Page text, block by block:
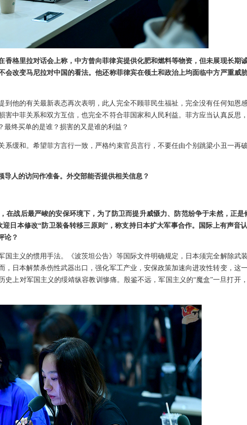
香格里拉对话会上称，中方曾向菲律宾提供化肥和燃料等物资，但未展现长期
改变马尼拉对中国的看法。他还称菲律宾在领土和政治上均面临中方严重威
他的有关最新表态再次表明，此人完全不顾菲民生福祉，完全没有任何知恩感
害中菲关系和双方互信，也完全不符合菲国家和人民利益。菲方应当认真反思
终买单的是谁？损害的又是谁的利益？
系缓和。希望菲方言行一致，严格约束官员言行，不要任由个别跳梁小丑一再
人的访问作准备。外交部能否提供相关信息？
在战后最严峻的安保环境下，为了防卫而提升威慑力、防范纷争于未然，正是
日本修改“防卫装备转移三原则”，称支持日本扩大军事合作。国际上有声音
论？
国主义的惯用手法。《波茨坦公告》等国际文件明确规定，日本须完全解除武
日本解禁杀伤性武器出口，强化军工产业，安保政策加速向进攻性转变，这
上对军国主义的绥靖纵容教训惨痛。殷鉴不远，军国主义的“魔盒”一旦打开